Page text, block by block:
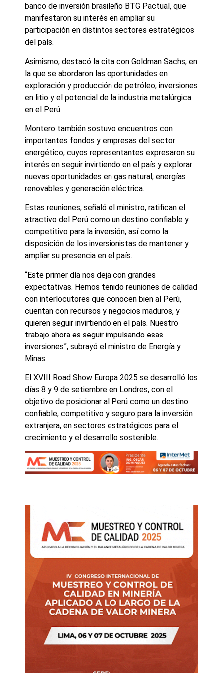
banco de inversión brasileño BTG Pactual, que
manifestaron su interés en ampliar su
participación en distintos sectores estratégicos
del país.
Asimismo, destacó la cita con Goldman Sachs, en
la que se abordaron las oportunidades en
exploración y producción de petróleo, inversiones
en litio y el potencial de la industria metalúrgica
en el Perú
Montero también sostuvo encuentros con
importantes fondos y empresas del sector
energético, cuyos representantes expresaron su
interés en seguir invirtiendo en el país y explorar
nuevas oportunidades en gas natural, energías
renovables y generación eléctrica.
Estas reuniones, señaló el ministro, ratifican el
atractivo del Perú como un destino confiable y
competitivo para la inversión, así como la
disposición de los inversionistas de mantener y
ampliar su presencia en el país.
“Este primer día nos deja con grandes
expectativas. Hemos tenido reuniones de calidad
con interlocutores que conocen bien al Perú,
cuentan con recursos y negocios maduros, y
quieren seguir invirtiendo en el país. Nuestro
trabajo ahora es seguir impulsando esas
inversiones”, subrayó el ministro de Energía y
Minas.
El XVIII Road Show Europa 2025 se desarrolló los
días 8 y 9 de setiembre en Londres, con el
objetivo de posicionar al Perú como un destino
confiable, competitivo y seguro para la inversión
extranjera, en sectores estratégicos para el
crecimiento y el desarrollo sostenible.